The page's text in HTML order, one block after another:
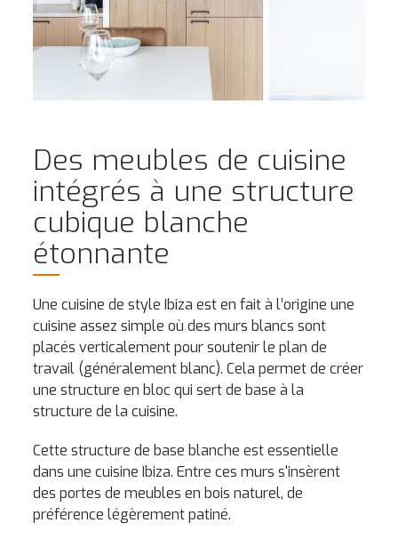
Des meubles de cuisine
intégrés à une structure
cubique blanche
étonnante
Une cuisine de style Ibiza est en fait à l’origine une
cuisine assez simple où des murs blancs sont
placés verticalement pour soutenir le plan de
travail (généralement blanc). Cela permet de créer
une structure en bloc qui sert de base à la
structure de la cuisine.
Cette structure de base blanche est essentielle
dans une cuisine Ibiza. Entre ces murs s'insèrent
des portes de meubles en bois naturel, de
préférence légèrement patiné.